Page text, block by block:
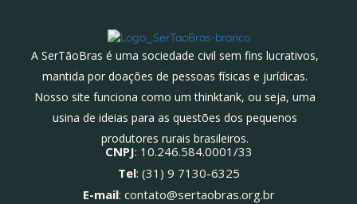
A SerTãoBras é uma sociedade civil sem fins lucrativos,
mantida por doações de pessoas físicas e jurídicas.
Nosso site funciona como um thinktank, ou seja, uma
usina de ideias para as questões dos pequenos
produtores rurais brasileiros.
CNPJ: 10.246.584.0001/33
Tel: (31) 9 7130-6325
E-mail: contato@sertaobras.org.br